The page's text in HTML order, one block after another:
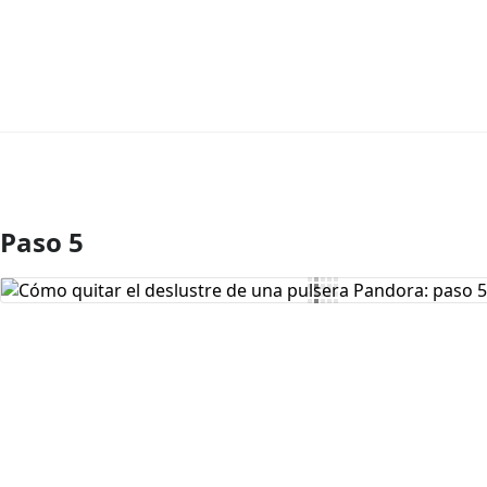
Agregar Comentario
Paso 5